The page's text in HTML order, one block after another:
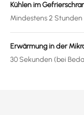
Kühlen im
Mindestens 2 Stunden
Erwärmung in der
30 Sekunden (bei